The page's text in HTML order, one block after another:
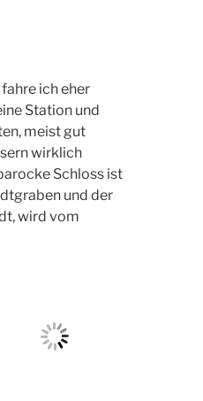
ich eher
Station und
meist gut
wirklich
Schloss ist
und der
wird vom